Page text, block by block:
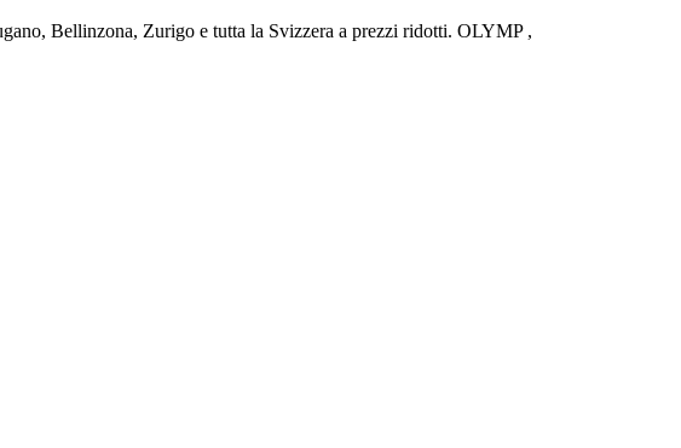
Bellinzona, Zurigo e tutta la Svizzera a prezzi ridotti. OLYMP ,